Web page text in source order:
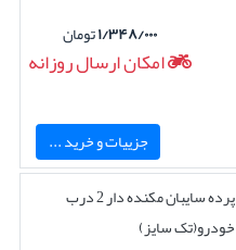
۱/۳۴۸/۰۰۰تومان
امکان ارسال روزانه
جزییات و خرید ...
پرده سایبان مکنده دار 2 درب
خودرو(تک سایز)